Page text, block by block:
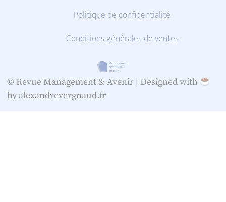
Politique de confidentialité
Conditions générales de ventes
© Revue Management & Avenir | Designed with
by alexandrevergnaud.fr